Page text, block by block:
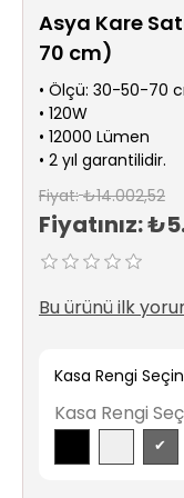
Sıhhi
Tesisat
Sistemleri
Ürün
Katalog/Liste
Fiyatları
Asya Kare
70 cm)
• Ölçü: 30-50-70
• 120W
• 12000 Lümen
• 2 yıl garantilidir.
Fiyat: ₺14.002,52
Fiyatınız:
Bu ürünü ilk
Kasa Rengi
Kasa Rengi